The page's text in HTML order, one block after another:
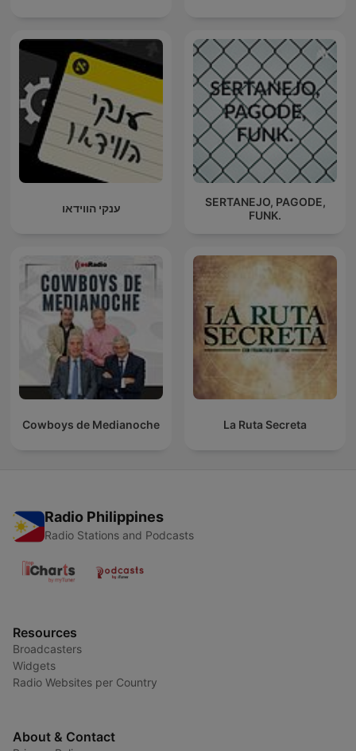
ענקי הווידאו
SERTANEJO, PAGODE,
FUNK.
Cowboys de Medianoche La Ruta Secreta
Radio Philippines
Radio Stations and Podcasts
Resources
Broadcasters
Widgets
Radio Websites per Country
About & Contact